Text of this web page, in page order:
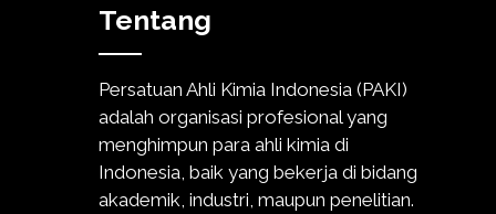
Tentang
Persatuan Ahli Kimia Indonesia (PAKI)
adalah organisasi profesional yang
menghimpun para ahli kimia di
Indonesia, baik yang bekerja di bidang
akademik, industri, maupun penelitian.